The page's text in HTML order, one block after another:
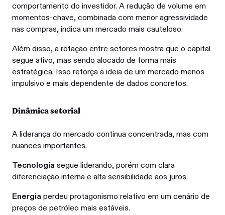
comportamento do investidor. A redução de volume em
momentos-chave, combinada com menor agressividade
nas compras, indica um mercado mais cauteloso.
Além disso, a rotação entre setores mostra que o capital
segue ativo, mas sendo alocado de forma mais
estratégica. Isso reforça a ideia de um mercado menos
impulsivo e mais dependente de dados concretos.
Dinâmica setorial
A liderança do mercado continua concentrada, mas com
nuances importantes.
Tecnologia segue liderando, porém com clara
diferenciação interna e alta sensibilidade aos juros.
Energia perdeu protagonismo relativo em um cenário de
preços de petróleo mais estáveis.